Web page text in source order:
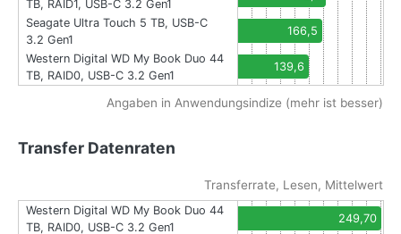
TB, RAID1, USB-C 3.2 Gen1
Seagate Ultra Touch 5 TB, USB-C
3.2 Gen1
166,5
Western Digital WD My Book Duo 44
TB, RAID0, USB-C 3.2 Gen1
139,6
Angaben in Anwendungsindize (mehr ist besser)
Transfer Datenraten
Transferrate, Lesen, Mittelwert
Western Digital WD My Book Duo 44
TB, RAID0, USB-C 3.2 Gen1
249,70